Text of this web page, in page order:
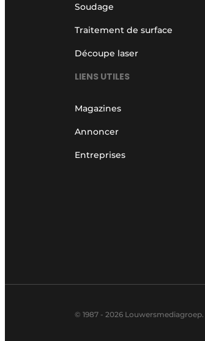
Soudage
Traitement de surface
Découpe laser
LIENS UTILES
Magazines
Annoncer
Entreprises
© 1987 - 2026 Louwersmediagroep.